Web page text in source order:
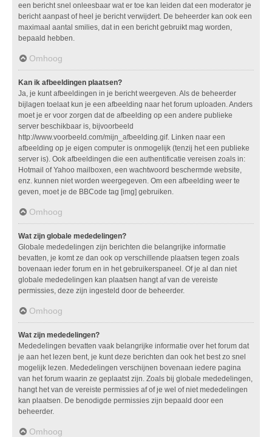
een bericht snel onleesbaar wat er toe kan leiden dat een moderator je
bericht aanpast of heel je bericht verwijdert. De beheerder kan ook een
maximaal aantal smilies, dat in een bericht gebruikt mag worden,
bepaald hebben.
Omhoog
Kan ik afbeeldingen plaatsen?
Ja, je kunt afbeeldingen in je bericht weergeven. Als de beheerder
bijlagen toelaat kun je een afbeelding naar het forum uploaden. Anders
moet je er voor zorgen dat de afbeelding op een andere publieke
server beschikbaar is, bijvoorbeeld
http://www.voorbeeld.com/mijn_afbeelding.gif. Linken naar een
afbeelding op je eigen computer is onmogelijk (tenzij het een publieke
server is). Ook afbeeldingen die een authentificatie vereisen zoals in:
Hotmail of Yahoo mailboxen, een wachtwoord beschermde website,
enz. kunnen niet worden weergegeven. Om een afbeelding weer te
geven, moet je de BBCode tag [img] gebruiken.
Omhoog
Wat zijn globale mededelingen?
Globale mededelingen zijn berichten die belangrijke informatie
bevatten, je komt ze dan ook op verschillende plaatsen tegen zoals
bovenaan ieder forum en in het gebruikerspaneel. Of je al dan niet
globale mededelingen kan plaatsen hangt af van de vereiste
permissies, deze zijn ingesteld door de beheerder.
Omhoog
Wat zijn mededelingen?
Mededelingen bevatten vaak belangrijke informatie over het forum dat
je aan het lezen bent, je kunt deze berichten dan ook het best zo snel
mogelijk lezen. Mededelingen verschijnen bovenaan iedere pagina
van het forum waarin ze geplaatst zijn. Zoals bij globale mededelingen,
hangt het van de vereiste permissies af of je wel of niet mededelingen
kan plaatsen. De benodigde permissies zijn bepaald door een
beheerder.
Omhoog